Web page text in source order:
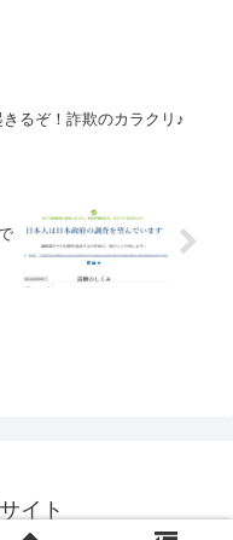
るぞ！詐欺のカラクリ♪
イト